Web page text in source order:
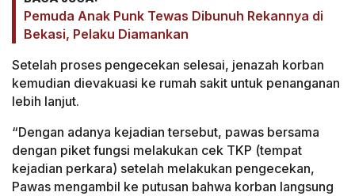
Pemuda Anak Punk Tewas Dibunuh Rekannya di
Bekasi, Pelaku Diamankan
Setelah proses pengecekan selesai, jenazah korban
kemudian dievakuasi ke rumah sakit untuk penanganan
lebih lanjut.
“Dengan adanya kejadian tersebut, pawas bersama
dengan piket fungsi melakukan cek TKP (tempat
kejadian perkara) setelah melakukan pengecekan,
Pawas mengambil ke putusan bahwa korban langsung